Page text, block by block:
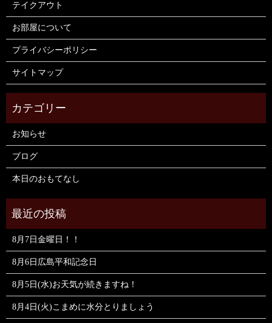
テイクアウト
お部屋について
プライバシーポリシー
サイトマップ
お知らせ
ブログ
本日のおもてなし
8月7日金曜日！！
8月6日広島平和記念日
8月5日(水)お天気が続きますね！
8月4日(火)こまめに水分とりましょう